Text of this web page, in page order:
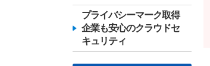
プライバシーマーク取得
企業も安心のクラウドセ
キュリティ